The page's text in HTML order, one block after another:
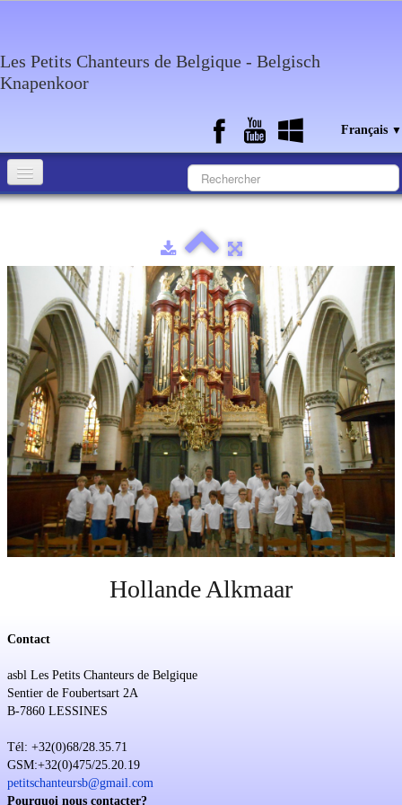
Les Petits Chanteurs de Belgique - Belgisch
Knapenkoor
Français ▼
Medias
Agenda
Discographie
Contact
Soutien
Sponsoring
Événements
Hollande Alkmaar
Contact
asbl Les Petits Chanteurs de Belgique
Sentier de Foubertsart 2A
B-7860 LESSINES
Tél: +32(0)68/28.35.71
GSM:+32(0)475/25.20.19
petitschanteursb@gmail.com
Pourquoi nous contacter?